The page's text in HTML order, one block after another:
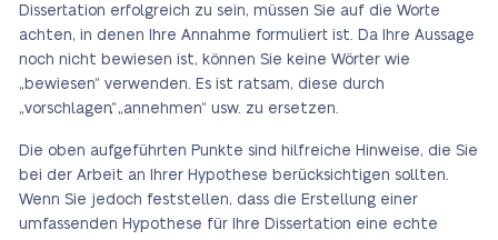
Dissertation erfolgreich zu sein, müssen Sie auf die Worte
achten, in denen Ihre Annahme formuliert ist. Da Ihre Aussage
noch nicht bewiesen ist, können Sie keine Wörter wie
„bewiesen“ verwenden. Es ist ratsam, diese durch
„vorschlagen“, „annehmen“ usw. zu ersetzen.
Die oben aufgeführten Punkte sind hilfreiche Hinweise, die Sie
bei der Arbeit an Ihrer Hypothese berücksichtigen sollten.
Wenn Sie jedoch feststellen, dass die Erstellung einer
umfassenden Hypothese für Ihre Dissertation eine echte